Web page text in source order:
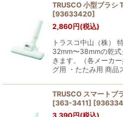
TRUSCO 小型ブラ
[93633420]
2,860円(税込)
トラスコ中山（株）
32mm〜38mmの乾
きます。（各メーカ
グ用 ・たたみ用 商品
TRUSCO スマートブ
[363-3411] [
3,390円(税込)